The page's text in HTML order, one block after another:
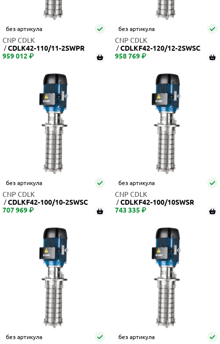
без артикула
CNP CDLK
CDLK42-110/11-2SWPR
959 012 ₽
без артикула
CNP CDLK
CDLKF42-120/12-2SWSC
958 769 ₽
без артикула
CNP CDLK
CDLKF42-100/10-2SWSC
707 969 ₽
без артикула
CNP CDLK
CDLKF42-100/10SWSR
743 335 ₽
без артикула без артикула